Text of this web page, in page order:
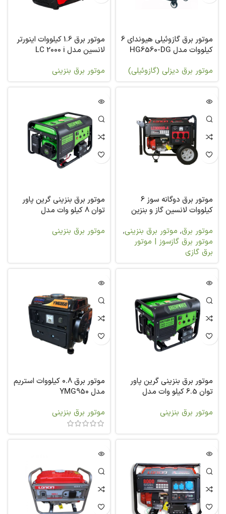
موتور برق گازوئیلی هیوندای 6
کیلووات مدل HG6560-DG
موتور برق دیزلی (گازوئیلی)
موتور برق 1.6 کیلووات اینورتر
لانسین مدل LC 2000 i
موتور برق بنزینی
موتور برق دوگانه سوز 6
کیلووات لانسین گاز و بنزین
موتور برق, موتور برق بنزینی,
موتور برق گازسوز | موتور
برق گازی
موتور برق بنزینی گرین پاور
توان 8 کیلو وات مدل
موتور برق بنزینی
موتور برق بنزینی گرین پاور
توان 6.5 کیلو وات مدل
موتور برق بنزینی
موتور برق 0.8 کیلووات استریم
مدل YMG950
موتور برق بنزینی